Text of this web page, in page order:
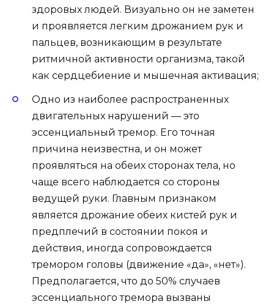
здоровых людей. Визуально он не заметен
и проявляется легким дрожанием рук и
пальцев, возникающим в результате
ритмичной активности организма, такой
как сердцебиение и мышечная активация;
Одно из наиболее распространенных
двигательных нарушений — это
эссенциальный тремор. Его точная
причина неизвестна, и он может
проявляться на обеих сторонах тела, но
чаще всего наблюдается со стороны
ведущей руки. Главным признаком
является дрожание обеих кистей рук и
предплечий в состоянии покоя и
действия, иногда сопровождается
тремором головы (движение «да», «нет»).
Предполагается, что до 50% случаев
эссенциального тремора вызваны